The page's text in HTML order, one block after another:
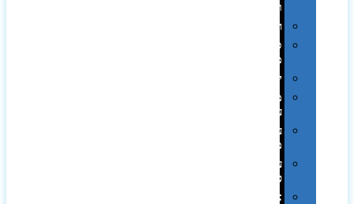
וכנסים
רמקולים
סוכריות
ממותגות
יודאיקה
מארזי
עטים
עטי
מתכת
עטי
פלסטיק
אוזניות